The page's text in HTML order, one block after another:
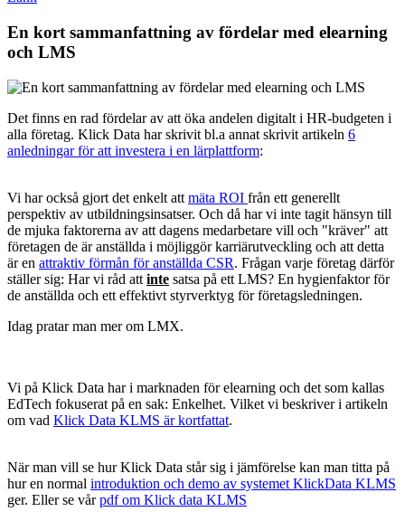
En kort sammanfattning av fördelar med elearning
och LMS
Det finns en rad fördelar av att öka andelen digitalt i HR-budgeten i
alla företag. Klick Data har skrivit bl.a annat skrivit artikeln 6
anledningar för att investera i en lärplattform:
Vi har också gjort det enkelt att mäta ROI från ett generellt
perspektiv av utbildningsinsatser. Och då har vi inte tagit hänsyn till
de mjuka faktorerna av att dagens medarbetare vill och "kräver" att
företagen de är anställda i möjliggör karriärutveckling och att detta
är en attraktiv förmån för anställda CSR. Frågan varje företag därför
ställer sig: Har vi råd att inte satsa på ett LMS? En hygienfaktor för
de anställda och ett effektivt styrverktyg för företagsledningen.
Idag pratar man mer om LMX.
Vi på Klick Data har i marknaden för elearning och det som kallas
EdTech fokuserat på en sak: Enkelhet. Vilket vi beskriver i artikeln
om vad Klick Data KLMS är kortfattat.
När man vill se hur Klick Data står sig i jämförelse kan man titta på
hur en normal introduktion och demo av systemet KlickData KLMS
ger. Eller se vårpdf om Klick data KLMS